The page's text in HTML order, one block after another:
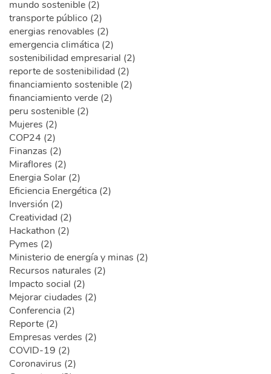
mundo sostenible (2)
transporte público (2)
energias renovables (2)
emergencia climática (2)
sostenibilidad empresarial (2)
reporte de sostenibilidad (2)
financiamiento sostenible (2)
financiamiento verde (2)
peru sostenible (2)
Mujeres (2)
COP24 (2)
Finanzas (2)
Miraflores (2)
Energia Solar (2)
Eficiencia Energética (2)
Inversión (2)
Creatividad (2)
Hackathon (2)
Pymes (2)
Ministerio de energía y minas (2)
Recursos naturales (2)
Impacto social (2)
Mejorar ciudades (2)
Conferencia (2)
Reporte (2)
Empresas verdes (2)
COVID-19 (2)
Coronavirus (2)